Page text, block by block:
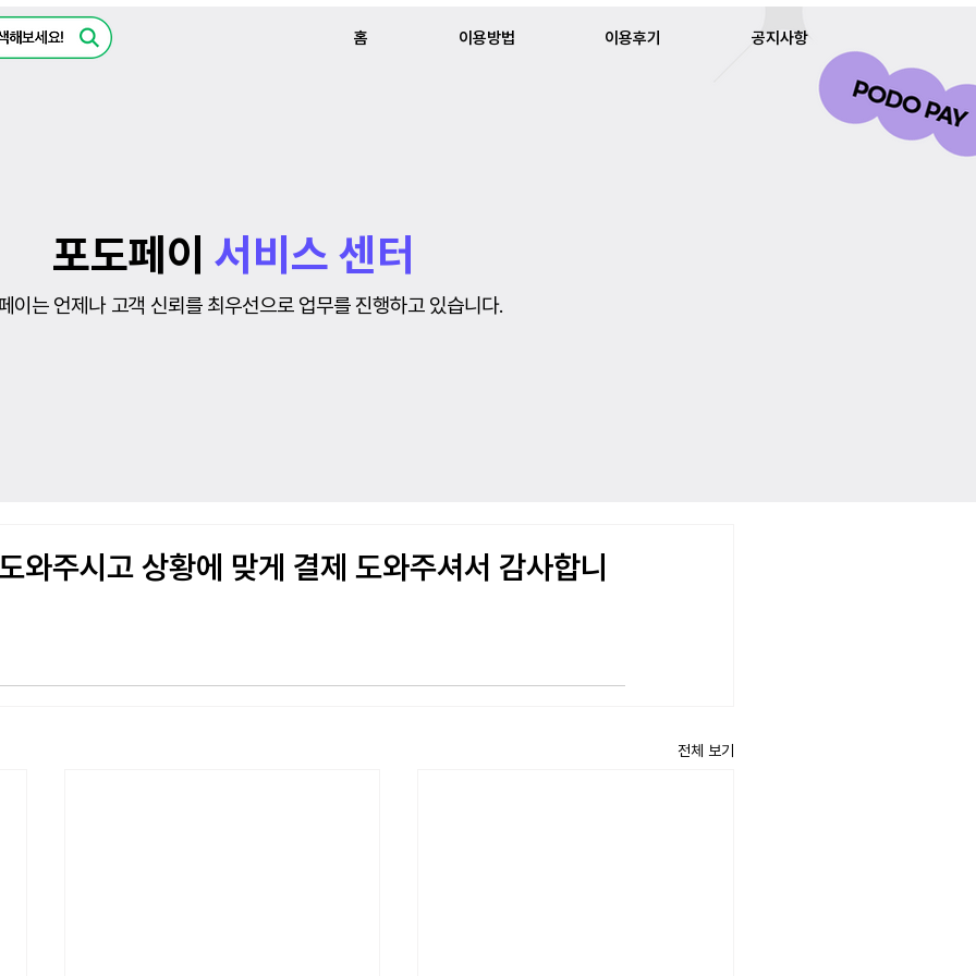
홈 이용방법 이용후기 공지사항
포도페이 서비스 센터
이는 언제나 고객 신뢰를 최우선으로 업무를 진행하고 있습니다.
와주시고 상황에 맞게 결제 도와주셔서 감사합니
전체 보기